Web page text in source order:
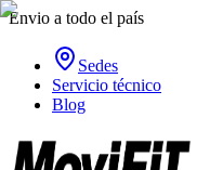
Envio a todo el país
Sedes
Servicio técnico
Blog